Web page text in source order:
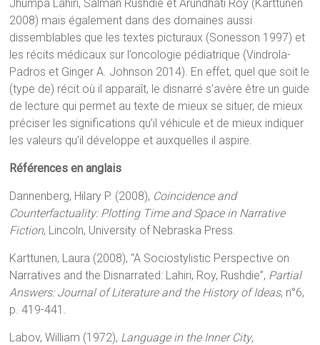
Jhumpa Lahiri, Salman Rushdie et Arundhati Roy (Karttunen
2008) mais également dans des domaines aussi
dissemblables que les textes picturaux (Sonesson 1997) et
les récits médicaux sur l’oncologie pédiatrique (Vindrola-
Padros et Ginger A. Johnson 2014). En effet, quel que soit le
(type de) récit où il apparaît, le disnarré s’avère être un guide
de lecture qui permet au texte de mieux se situer, de mieux
préciser les significations qu’il véhicule et de mieux indiquer
les valeurs qu’il développe et auxquelles il aspire.
Références en anglais
Dannenberg, Hilary P. (2008), Coincidence and
Counterfactuality: Plotting Time and Space in Narrative
Fiction, Lincoln, University of Nebraska Press.
Karttunen, Laura (2008), “A Sociostylistic Perspective on
Narratives and the Disnarrated: Lahiri, Roy, Rushdie”, Partial
Answers: Journal of Literature and the History of Ideas, n°6,
p. 419-441.
Labov, William (1972), Language in the Inner City,